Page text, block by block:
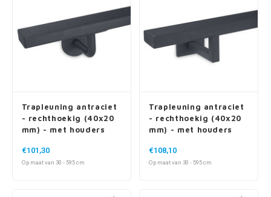
Trapleuning antraciet
- rechthoekig (40x20
mm) - met houders
€101,30
Op maat van 30 - 595 cm
Trapleuning antraciet
- rechthoekig (40x20
mm) - met houders
€108,10
Op maat van 30 - 595 cm